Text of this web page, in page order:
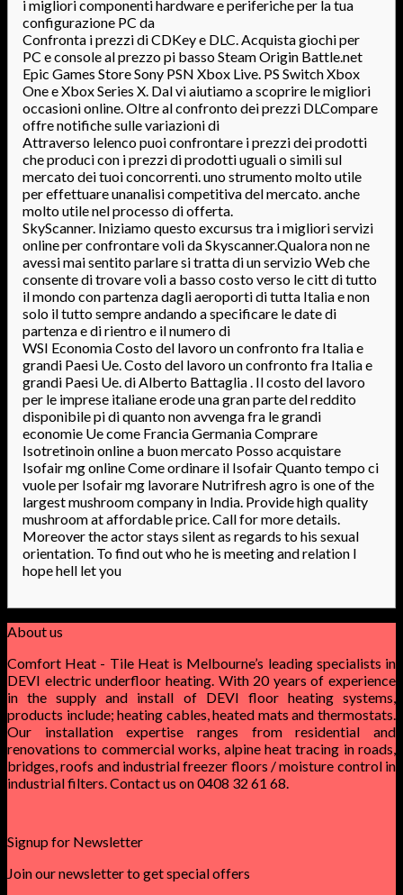
i migliori componenti hardware e periferiche per la tua
configurazione PC da
Confronta i prezzi di CDKey e DLC. Acquista giochi per
PC e console al prezzo pi basso Steam Origin Battle.net
Epic Games Store Sony PSN Xbox Live. PS Switch Xbox
One e Xbox Series X. Dal vi aiutiamo a scoprire le migliori
occasioni online. Oltre al confronto dei prezzi DLCompare
offre notifiche sulle variazioni di
Attraverso lelenco puoi confrontare i prezzi dei prodotti
che produci con i prezzi di prodotti uguali o simili sul
mercato dei tuoi concorrenti. uno strumento molto utile
per effettuare unanalisi competitiva del mercato. anche
molto utile nel processo di offerta.
SkyScanner. Iniziamo questo excursus tra i migliori servizi
online per confrontare voli da Skyscanner.Qualora non ne
avessi mai sentito parlare si tratta di un servizio Web che
consente di trovare voli a basso costo verso le citt di tutto
il mondo con partenza dagli aeroporti di tutta Italia e non
solo il tutto sempre andando a specificare le date di
partenza e di rientro e il numero di
WSI Economia Costo del lavoro un confronto fra Italia e
grandi Paesi Ue. Costo del lavoro un confronto fra Italia e
grandi Paesi Ue. di Alberto Battaglia . Il costo del lavoro
per le imprese italiane erode una gran parte del reddito
disponibile pi di quanto non avvenga fra le grandi
economie Ue come Francia Germania Comprare
Isotretinoin online a buon mercato Posso acquistare
Isofair mg online Come ordinare il Isofair Quanto tempo ci
vuole per Isofair mg lavorare Nutrifresh agro is one of the
largest mushroom company in India. Provide high quality
mushroom at affordable price. Call for more details.
Moreover the actor stays silent as regards to his sexual
orientation. To find out who he is meeting and relation I
hope hell let you
About us
Comfort Heat - Tile Heat is Melbourne’s leading specialists in
DEVI electric underfloor heating. With 20 years of experience
in the supply and install of DEVI floor heating systems,
products include; heating cables, heated mats and thermostats.
Our installation expertise ranges from residential and
renovations to commercial works, alpine heat tracing in roads,
bridges, roofs and industrial freezer floors / moisture control in
industrial filters. Contact us on 0408 32 61 68.
Signup for Newsletter
Join our newsletter to get special offers